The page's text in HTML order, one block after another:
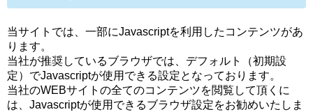
当サイトでは、一部にJavascriptを利用したコンテンツがあ
ります。
当社が推奨しているブラウザでは、デフォルト（初期設
定）でJavascriptが使用できる設定となっております。
当社のWEBサイトの全てのコンテンツを閲覧して頂くに
は、Javascriptが使用できるブラウザ設定をお勧めいたしま